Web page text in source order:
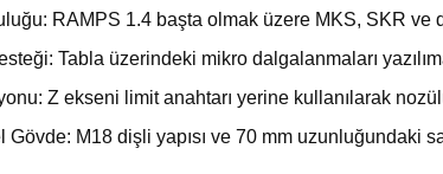
RAMPS 1.4 başta olmak üzere MKS, SKR ve
Tabla üzerindeki mikro dalgalanmaları
Z ekseni limit anahtarı yerine kullanılarak
Gövde: M18 dişli yapısı ve 70 mm uzunluğundaki